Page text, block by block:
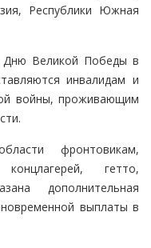
Республики Южная
Дню Великой Победы в
инвалидам и
войны, проживающим
фронтовикам,
гетто,
дополнительная
выплаты в